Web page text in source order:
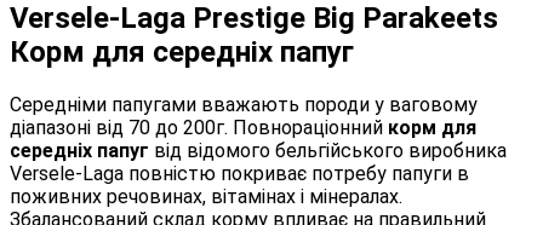
Versele-Laga Prestige Big Parakeets
Корм ​​для середніх папуг
Середніми папугами вважають породи у ваговому
діапазоні від 70 до 200г. Повнораціонний корм для
середніх папуг від відомого бельгійського виробника
Versele-Laga повністю покриває потребу папуги в
поживних речовинах, вітамінах і мінералах.
Збалансований склад корму впливає на правильний